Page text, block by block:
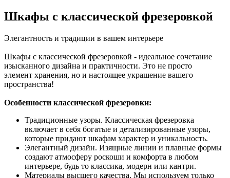
Шкафы с классической фрезеровкой
Элегантность и традиции в вашем интерьере
Шкафы с классической фрезеровкой - идеальное сочетание
изысканного дизайна и практичности. Это не просто
элемент хранения, но и настоящее украшение вашего
пространства!
Особенности классической фрезеровки:
Традиционные узоры. Классическая фрезеровка
включает в себя богатые и детализированные узоры,
которые придают шкафам характер и уникальность.
Элегантный дизайн. Изящные линии и плавные формы
создают атмосферу роскоши и комфорта в любом
интерьере, будь то классика, модерн или кантри.
Материалы высшего качества. Мы используем только